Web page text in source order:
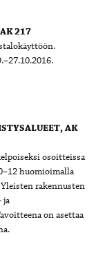
217
AK
osoitteissa
huomioimalla
rakennusten
ja
on asettaa